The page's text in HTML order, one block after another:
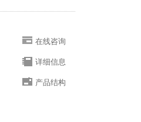
在线咨询
详细信息
产品结构